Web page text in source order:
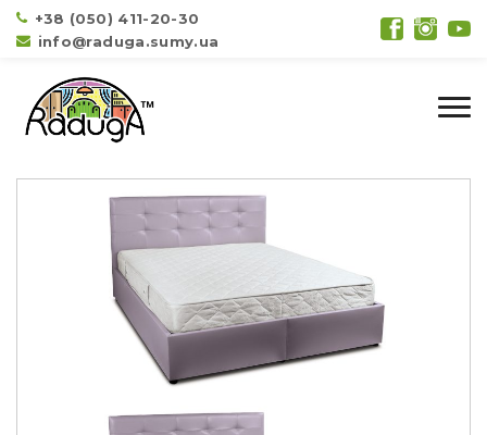
+38 (050) 411-20-30
info@raduga.sumy.ua